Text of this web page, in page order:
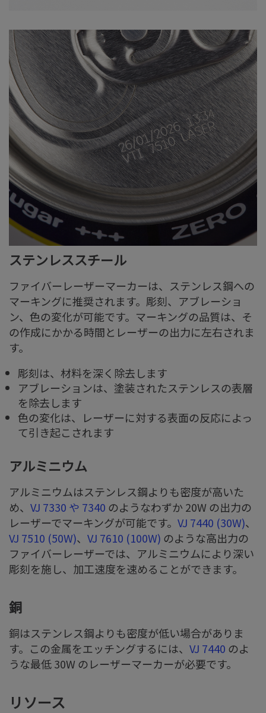
ステンレススチール
ファイバーレーザーマーカーは、ステンレス鋼への
マーキングに推奨されます。彫刻、アブレーショ
ン、色の変化が可能です。マーキングの品質は、そ
の作成にかかる時間とレーザーの出力に左右されま
す。
彫刻は、材料を深く除去します
アブレーションは、塗装されたステンレスの表層
を除去します
色の変化は、レーザーに対する表面の反応によっ
て引き起こされます
アルミニウム
アルミニウムはステンレス鋼よりも密度が高いた
め、 VJ 7330 や 7340 のようなわずか 20W の出力の
レーザーでマーキングが可能です。 VJ 7440 (30W)、
VJ 7510 (50W)、 VJ 7610 (100W) のような高出力の
ファイバーレーザーでは、アルミニウムにより深い
彫刻を施し、加工速度を速めることができます。
銅
銅はステンレス鋼よりも密度が低い場合がありま
す。この金属をエッチングするには、 VJ 7440 のよ
うな最低 30W のレーザーマーカーが必要です。
リソース